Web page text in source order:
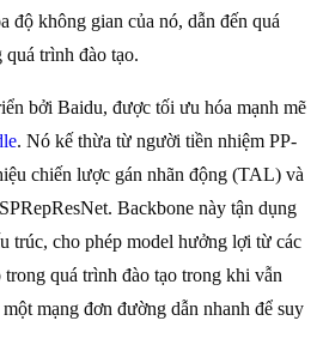
độ không gian của nó, dẫn đến quá
trình đào tạo.
bởi Baidu, được tối ưu hóa mạnh mẽ
. Nó kế thừa từ người tiền nhiệm PP-
chiến lược gán nhãn động (TAL) và
Backbone này tận dụng
trúc, cho phép model hưởng lợi từ các
quá trình đào tạo trong khi vẫn
mạng đơn đường dẫn nhanh để suy